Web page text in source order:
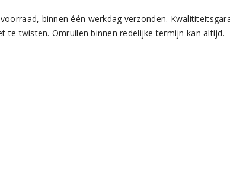
binnen één werkdag verzonden.
te twisten. Omruilen binnen redelijke termijn kan altijd.